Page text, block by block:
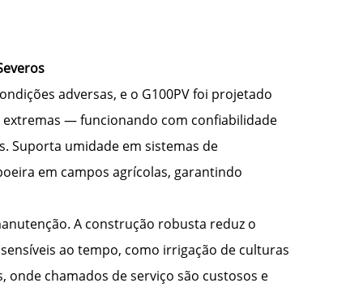
adversas, e o G100PV foi projetado
— funcionando com confiabilidade
Suporta umidade em sistemas de
em campos agrícolas, garantindo
A construção robusta reduz o
ao tempo, como irrigação de culturas
chamados de serviço são custosos e